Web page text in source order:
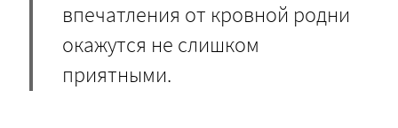
впечатления от кровной родни
окажутся не слишком
приятными.